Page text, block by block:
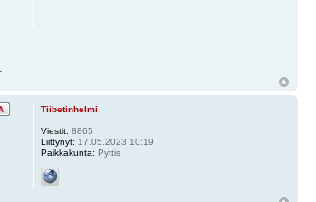
Tiibetinhelmi
Viestit: 8865
Liittynyt: 17.05.2023 10:19
Paikkakunta: Pyttis